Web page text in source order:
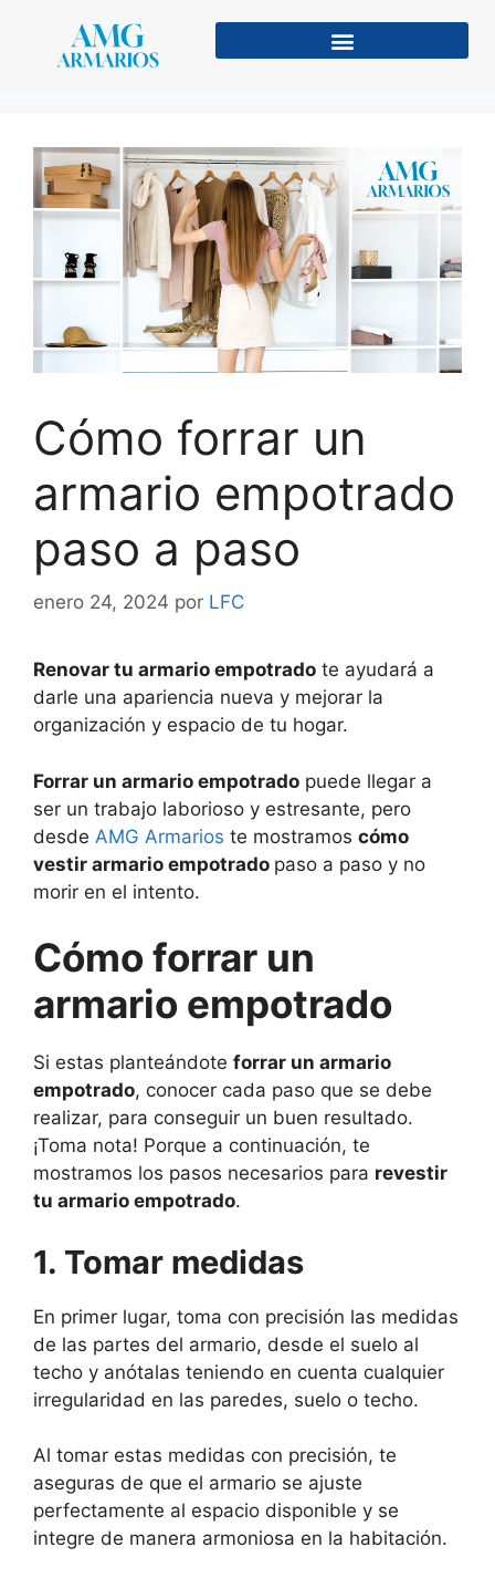
Cómo forrar un
armario empotrado
paso a paso
enero 24, 2024 por LFC
Renovar tu armario empotrado te ayudará a
darle una apariencia nueva y mejorar la
organización y espacio de tu hogar.
Forrar un armario empotrado puede llegar a
ser un trabajo laborioso y estresante, pero
desde AMG Armarios te mostramos cómo
vestir armario empotrado paso a paso y no
morir en el intento.
Cómo forrar un
armario empotrado
Si estas planteándote forrar un armario
empotrado, conocer cada paso que se debe
realizar, para conseguir un buen resultado.
¡Toma nota! Porque a continuación, te
mostramos los pasos necesarios para revestir
tu armario empotrado.
1. Tomar medidas
En primer lugar, toma con precisión las medidas
de las partes del armario, desde el suelo al
techo y anótalas teniendo en cuenta cualquier
irregularidad en las paredes, suelo o techo.
Al tomar estas medidas con precisión, te
aseguras de que el armario se ajuste
perfectamente al espacio disponible y se
integre de manera armoniosa en la habitación.